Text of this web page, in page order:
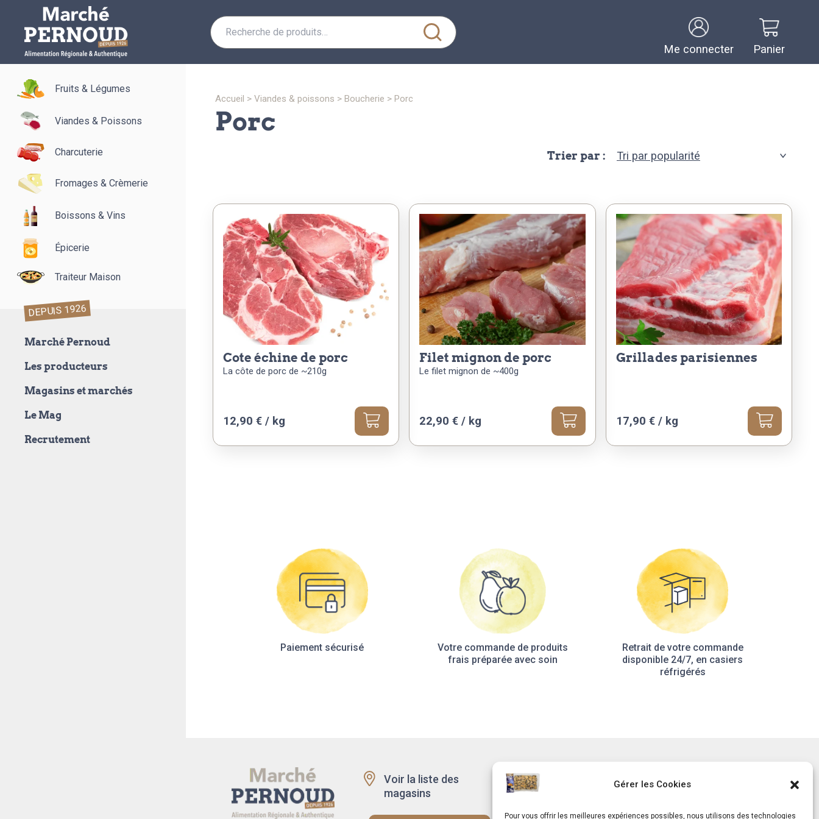
Gérer les Cookies
Pour vous offrir les meilleures expériences possibles, nous utilisons des technologies
Me connecter Panier
Recherche
pour :
Fruits & Légumes
Viandes & Poissons
Charcuterie
Fromages & Crèmerie
Boissons & Vins
Épicerie
Traiteur Maison
DEPUIS 1926
Marché Pernoud
Les producteurs
Magasins et marchés
Le Mag
Recrutement
accueil > viandes & poissons > boucherie > porc
porc
Trier par :
cote échine de porc
La côte de porc de ~210g
12,90 € / kg
filet mignon de porc
Le filet mignon de ~400g
22,90 € / kg
grillades parisiennes
17,90 € / kg
Paiement sécurisé
Votre commande de produits
frais préparée avec soin
Retrait de votre commande
disponible 24/7, en casiers
réfrigérés
Voir la liste des
magasins
Recrutement
produits
Notre histoire